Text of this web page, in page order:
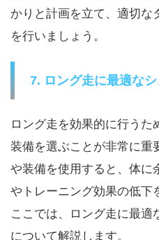
かりと計画を立て、適切な
を行いましょう。
7. ロング走に最適な
ロング走を効果的に行うた
装備を選ぶことが非常に重
や装備を使用すると、体に
やトレーニング効果の低下
ここでは、ロング走に最適
について解説します。